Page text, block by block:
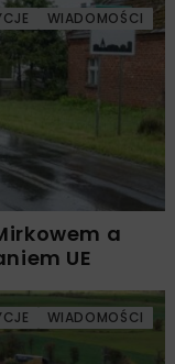
WIADOMOŚCI
a
UE
WIADOMOŚCI